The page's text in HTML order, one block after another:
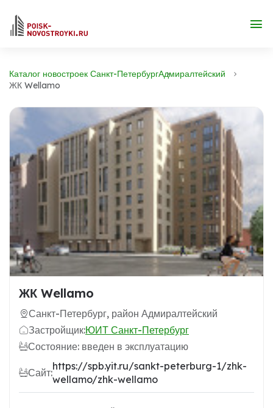
Каталог новостроек Санкт-ПетербургАдмиралтейский
ЖК Wellamo
ЖК Wellamo
Санкт-Петербург, район Адмиралтейский
Застройщик:ЮИТ Санкт-Петербург
Состояние: введен в эксплуатацию
Сайт:
https://spb.yit.ru/sankt-peterburg-1/zhk-
wellamo/zhk-wellamo